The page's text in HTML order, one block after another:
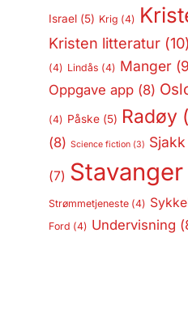
Israel(5) Krig (4)
Kristen litteratur(10)
(4) Lindås (4) Manger
Oppgave app(8)
(4) Påske(5) Radøy
(8) Science fiction(3) Sjakk
(7) Stavanger
Strømmetjeneste(4)
Ford (4) Undervisning